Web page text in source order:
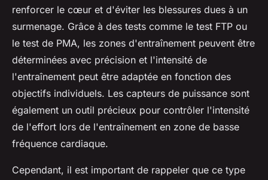
renforcer le cœur et d'éviter les blessures dues à un
surmenage. Grâce à des tests comme le test FTP ou
le test de PMA, les zones d'entraînement peuvent être
déterminées avec précision et l'intensité de
l'entraînement peut être adaptée en fonction des
objectifs individuels. Les capteurs de puissance sont
également un outil précieux pour contrôler l'intensité
de l'effort lors de l'entraînement en zone de basse
fréquence cardiaque.
Cependant, il est important de rappeler que ce type